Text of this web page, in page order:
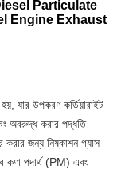
Particulate
Engine Exhaust
যার উপকরণ কর্ডিয়ারাইট
অবরুদ্ধ করার পদ্ধতি
করার জন্য নিষ্কাশন গ্যাস
কণা পদার্থ (PM) এবং